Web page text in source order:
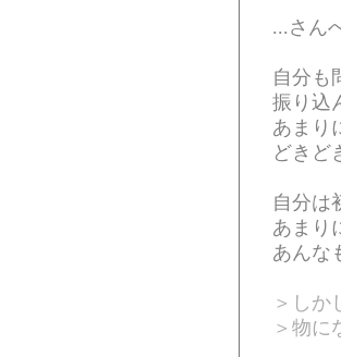
...さん
自分も
振り込
あまり
どきど
自分は
あまり
あんな
＞しか
＞物